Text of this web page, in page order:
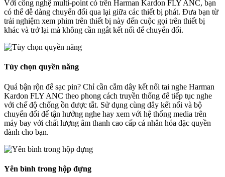
Với công nghệ multi-point có trên Harman Kardon FLY ANC, bạn
có thể dễ dàng chuyển đổi qua lại giữa các thiết bị phát. Đưa bạn từ
trải nghiệm xem phim trên thiết bị này đến cuộc gọi trên thiết bị
khác và trở lại mà không cần ngắt kết nối để chuyển đổi.
Tùy chọn quyền năng
Quá bận rộn để sạc pin? Chỉ cần cắm dây kết nối tai nghe Harman
Kardon FLY ANC theo phong cách truyền thống để tiếp tục nghe
với chế độ chống ồn được tắt. Sử dụng cùng dây kết nối và bộ
chuyển đổi để tận hưởng nghe hay xem với hệ thống media trên
máy bay với chất lượng âm thanh cao cấp cá nhân hóa đặc quyền
dành cho bạn.
Yên bình trong hộp đựng